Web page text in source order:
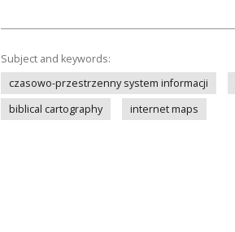
Subject and keywords:
czasowo-przestrzenny system informacji
biblical cartography
internet maps